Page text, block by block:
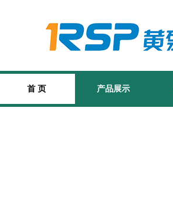
首 页 产品展示